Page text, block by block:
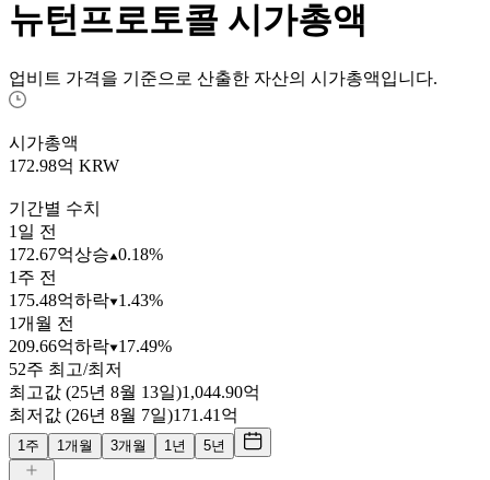
뉴턴프로토콜 시가총액
업비트 가격을 기준으로 산출한 자산의 시가총액입니다.
시가총액
172.98억 KRW
기간별 수치
1일 전
172.67억상승 0.18%
1주 전
175.48억하락 1.43%
1개월 전
209.66억하락 17.49%
52주 최고/최저
최고값 (25년 8월 13일)1,044.90억
최저값 (26년 8월 7일)171.41억
1주 1개월 3개월 1년 5년